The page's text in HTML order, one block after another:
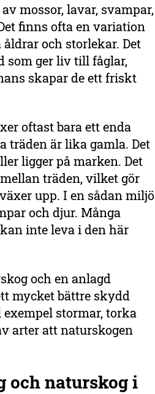
mossor, lavar, svampar,
finns ofta en variation
och storlekar. Det
som ger liv till fåglar,
skapar de ett friskt
oftast bara ett enda
träden är lika gamla. Det
ligger på marken. Det
träden, vilket gör
upp. I en sådan miljö
och djur. Många
inte leva i den här
och en anlagd
mycket bättre skydd
stormar, torka
arter att naturskogen
och naturskog i